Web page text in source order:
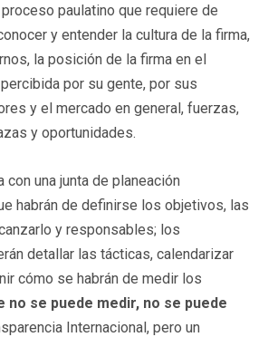
paulatino que requiere de
y entender la cultura de la firma,
la posición de la firma en el
por su gente, por sus
y el mercado en general, fuerzas,
y oportunidades.
con una junta de planeación
habrán de definirse los objetivos, las
y responsables; los
detallar las tácticas, calendarizar
cómo se habrán de medir los
no se puede medir, no se puede
Internacional, pero un